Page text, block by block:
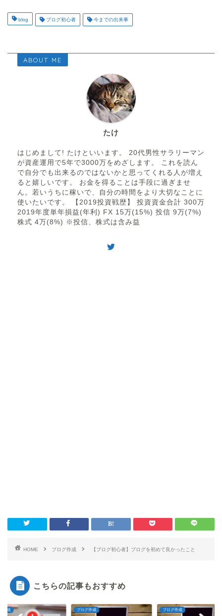
blog ブログ初心者 今までの出来事
ABOUT ME
たけ
はじめまして! たけといいます。 20代男性サラリーマン
が資産運用で5年で3000万をめざします。 これを読ん
で自分でも出来るのではないかと思ってくれる人が増え
ると嬉しいです。 お金を得ることは手段に過ぎませ
ん。若いうちに稼いで、自分の時間をより大切なことに
使いたいです。 【2019投資戦歴】 投資資金合計 300万
2019年度単年損益(年利) FX 15万(15%) 投信 9万(7%)
株式 4万(8%) ※投信、株式は含み益
HOME ブログ作成 【ブログ初心者】ブログを初めて良かったこと
こちらの記事もおすすめ
作成 ブログ作成 ブログ作成